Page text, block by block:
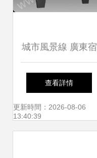
城市風景線 廣東宿
豫區LED燈光滾動
閱報欄BS XL公共
查看詳情
更新時間：2026-08-06
13:40:39